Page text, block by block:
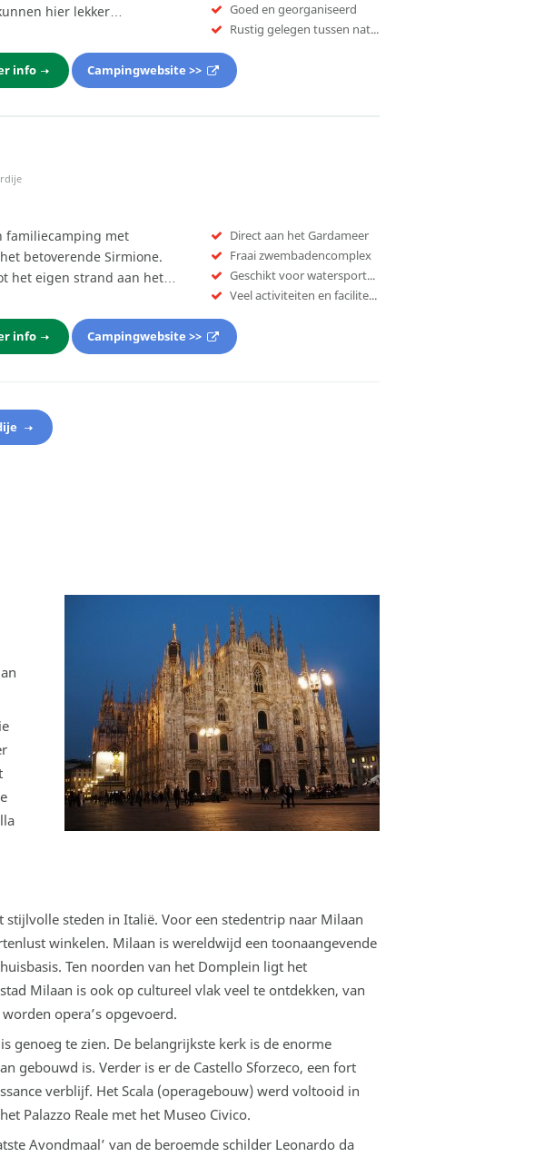
hier lekker…
Goed en georganiseerd
Rustig gelegen tussen natuur
info Campingwebsite >>
familiecamping met
betoverende Sirmione.
het eigen strand aan het…
Direct aan het Gardameer
Fraai zwembadencomplex
Geschikt voor watersporten
Veel activiteiten en faciliteiten
info Campingwebsite >>
steden in Italië. Voor een stedentrip naar Milaan
winkelen. Milaan is wereldwijd een toonaangevende
Ten noorden van het Domplein ligt het
Milaan is ook op cultureel vlak veel te ontdekken, van
opera’s opgevoerd.
genoeg te zien. De belangrijkste kerk is de enorme
gebouwd is. Verder is er de Castello Sforzeco, een fort
verblijf. Het Scala (operagebouw) werd voltooid in
Palazzo Reale met het Museo Civico.
Avondmaal’ van de beroemde schilder Leonardo da